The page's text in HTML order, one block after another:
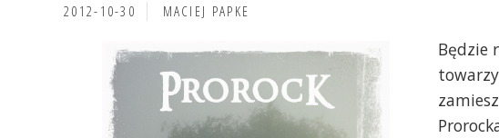
2012-10-30 MACIEJ PAPKE
Będzie